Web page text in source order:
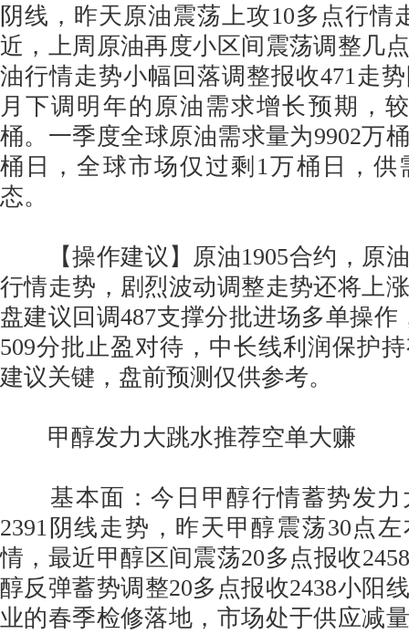
阴线，昨天原油震荡上攻10多点行情
近，上周原油再度小区间震荡调整几
油行情走势小幅回落调整报收471走
月下调明年的原油需求增长预期，
桶。一季度全球原油需求量为9902万
桶日，全球市场仅过剩1万桶日，供
态。
【操作建议】原油1905合约，原
行情走势，剧烈波动调整走势还将上
盘建议回调487支撑分批进场多单操作
509分批止盈对待，中长线利润保护
建议关键，盘前预测仅供参考。
甲醇发力大跳水推荐空单大赚
基本面：今日甲醇行情蓄势发力
2391阴线走势，昨天甲醇震荡30点
情，最近甲醇区间震荡20多点报收
醇反弹蓄势调整20多点报收2438小阳
业的春季检修落地，市场处于供应减